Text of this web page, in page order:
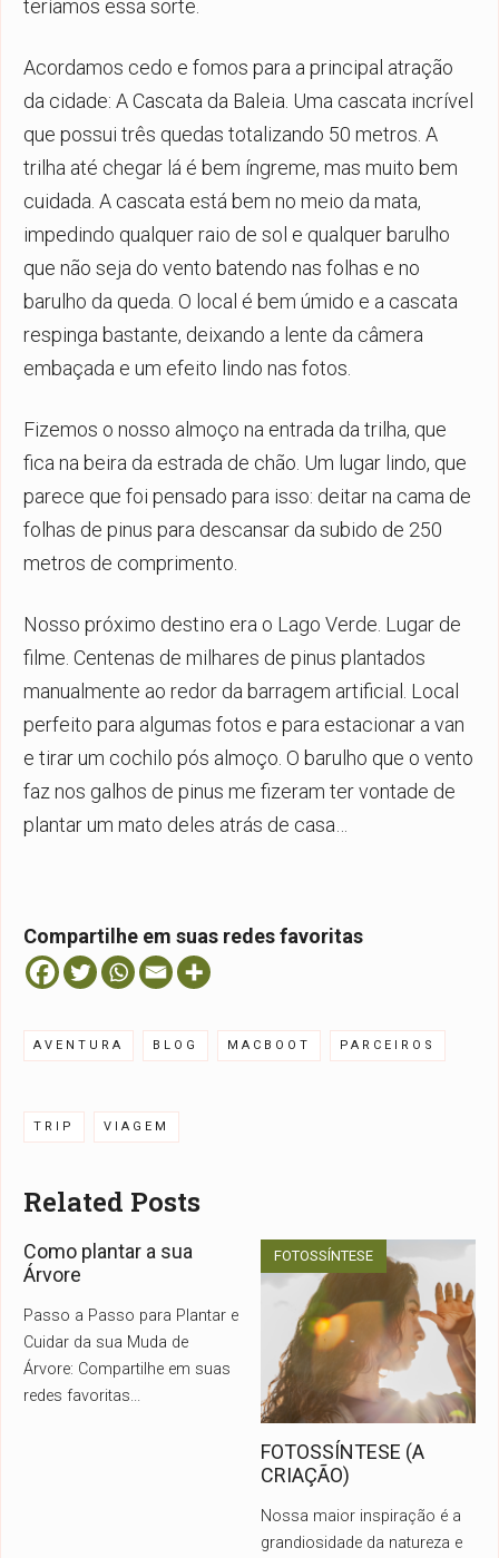
teríamos essa sorte.
Acordamos cedo e fomos para a principal atração
da cidade: A Cascata da Baleia. Uma cascata incrível
que possui três quedas totalizando 50 metros. A
trilha até chegar lá é bem íngreme, mas muito bem
cuidada. A cascata está bem no meio da mata,
impedindo qualquer raio de sol e qualquer barulho
que não seja do vento batendo nas folhas e no
barulho da queda. O local é bem úmido e a cascata
respinga bastante, deixando a lente da câmera
embaçada e um efeito lindo nas fotos.
Fizemos o nosso almoço na entrada da trilha, que
fica na beira da estrada de chão. Um lugar lindo, que
parece que foi pensado para isso: deitar na cama de
folhas de pinus para descansar da subido de 250
metros de comprimento.
Nosso próximo destino era o Lago Verde. Lugar de
filme. Centenas de milhares de pinus plantados
manualmente ao redor da barragem artificial. Local
perfeito para algumas fotos e para estacionar a van
e tirar um cochilo pós almoço. O barulho que o vento
faz nos galhos de pinus me fizeram ter vontade de
plantar um mato deles atrás de casa…
Compartilhe em suas redes favoritas
AVENTURA BLOG MACBOOT PARCEIROS
TRIP VIAGEM
Related Posts
Como plantar a sua
Árvore
Passo a Passo para Plantar e
Cuidar da sua Muda de
Árvore: Compartilhe em suas
redes favoritas...
FOTOSSÍNTESE
FOTOSSÍNTESE (A
CRIAÇÃO)
Nossa maior inspiração é a
grandiosidade da natureza e